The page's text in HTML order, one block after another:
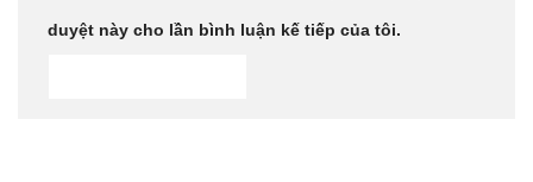
duyệt này cho lần bình luận kế tiếp của tôi.